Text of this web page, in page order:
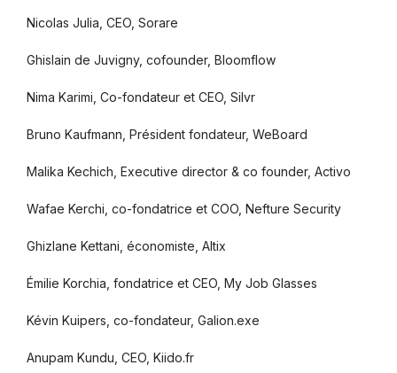
Nicolas Julia, CEO, Sorare
Ghislain de Juvigny, cofounder, Bloomflow
Nima Karimi, Co-fondateur et CEO, Silvr
Bruno Kaufmann, Président fondateur, WeBoard
Malika Kechich, Executive director & co founder, Activo
Wafae Kerchi, co-fondatrice et COO, Nefture Security
Ghizlane Kettani, économiste, Altix
Émilie Korchia, fondatrice et CEO, My Job Glasses
Kévin Kuipers, co-fondateur, Galion.exe
Anupam Kundu, CEO, Kiido.fr